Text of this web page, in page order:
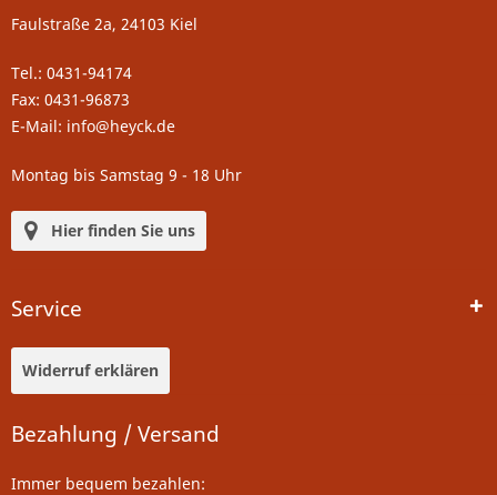
Faulstraße 2a, 24103 Kiel
Tel.: 0431-94174
Fax: 0431-96873
E-Mail: info@heyck.de
Montag bis Samstag 9 - 18 Uhr
Hier finden Sie uns
Service
Widerruf erklären
Bezahlung / Versand
Immer bequem bezahlen: